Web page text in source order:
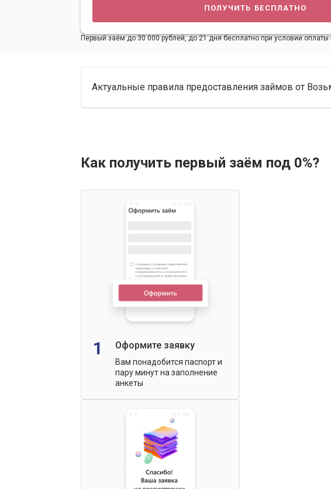
получить бесплатно
Первый заём до 30 000 рублей, до 21 дня бесплатно при условии оплаты
Актуальные правила предоставления займов от
Как получить первый заём под 0%?
1 Оформите заявку
Вам понадобится паспорт и
пару минут на заполнение
анкеты